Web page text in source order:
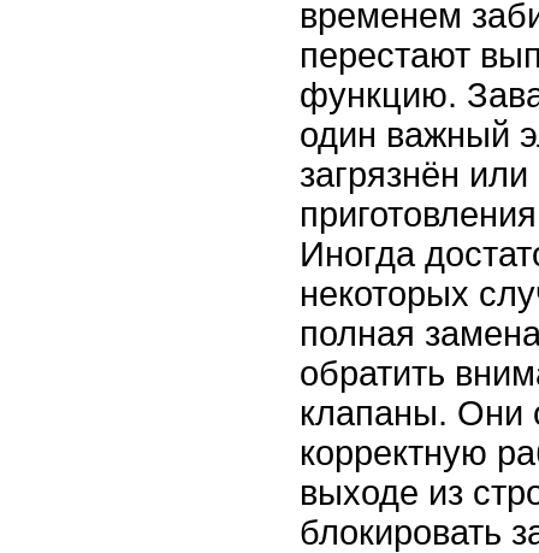
временем
перестают
функцию.
один важный
загрязнён
Иногда
некоторых
полная
обратить
клапаны. Они
корректную
выходе из
блокировать